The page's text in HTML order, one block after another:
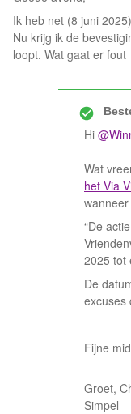
Ik heb net (8 juni
Nu krijg ik de
loopt. Wat gaat er fout
Hi ​
Wat
het Via
wanneer
“De
2025 tot
De
excuses
Fijne
Groet,
Simpel